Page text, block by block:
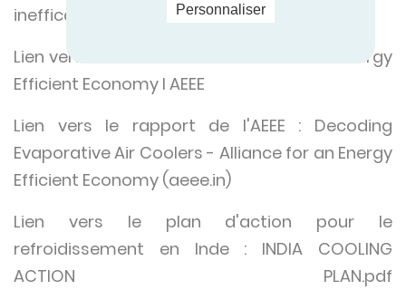
inefficaces.
Lien vers le site de l'AEEE :
Alliance for an Energy
Efficient Economy I AEEE
Lien vers le rapport de l'AEEE : Decoding
Evaporative Air Coolers - Alliance for an Energy
Efficient Economy (aeee.in)
Lien vers le plan d'action pour le
refroidissement en Inde : INDIA COOLING
ACTION PLAN.pdf
Personnaliser